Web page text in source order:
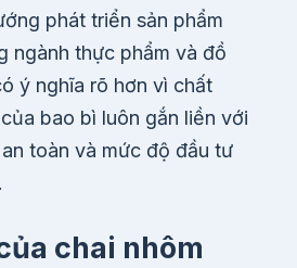
phát triển sản phẩm
ngành thực phẩm và đồ
ý nghĩa rõ hơn vì chất
bao bì luôn gắn liền với
toàn và mức độ đầu tư
chai nhôm